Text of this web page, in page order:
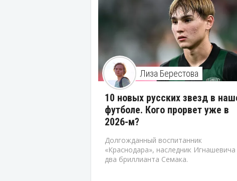
Лиза Берестова
10 новых русских звезд в
футболе. Кого прорвет уже в
2026-м?
Долгожданный воспитанник
«Краснодара», наследник Игнашевича
два бриллианта Семака.